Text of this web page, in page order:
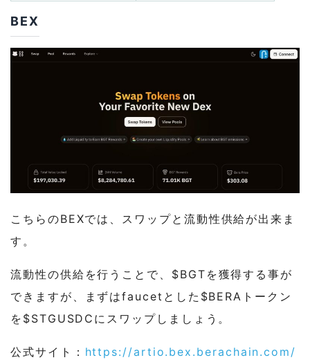
BEX
こちらのBEXでは、スワップと流動性供給が出来ま
す。
流動性の供給を行うことで、$BGTを獲得する事が
できますが、まずはfaucetとした$BERAトークン
を$STGUSDCにスワップしましょう。
公式サイト： https://artio.bex.berachain.com/